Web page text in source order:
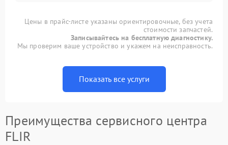
Цены в прайс-листе указаны ориентировочные, без учета
стоимости запчастей.
Записывайтесь на бесплатную диагностику.
Мы проверим ваше устройство и укажем на неисправность.
Показать все услуги
Преимущества сервисного центра
FLIR